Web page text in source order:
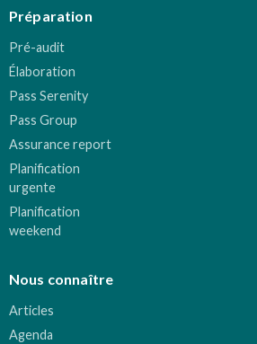
Préparation
Pré-audit
Élaboration
Pass Serenity
Pass Group
Assurance report
Planification
urgente
Planification
weekend
Nous connaître
Articles
Agenda